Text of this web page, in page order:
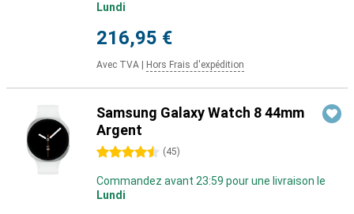
Lundi
216,95 €
Avec TVA Hors Frais d'expédition
Samsung Galaxy Watch 8 44mm
Argent
4.5 étoiles (45)
Commandez avant 23:59 pour une livraison le
Lundi